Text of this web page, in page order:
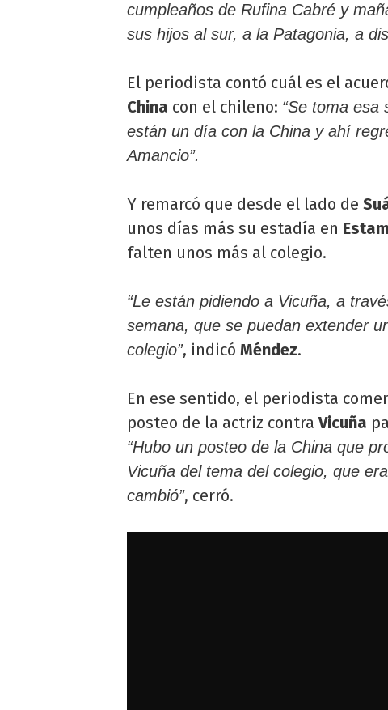
cumpleaños de Rufina Cabré y
sus hijos al sur, a la Patagonia, a
El periodista contó cuál es el
China con el chileno: “Se toma esa
están un día con la China y ahí
Amancio”.
Y remarcó que desde el lado de
unos días más su estadía en
falten unos más al colegio.
“Le están pidiendo a Vicuña, a
semana, que se puedan extender
colegio”, indicó Méndez.
En ese sentido, el periodista
posteo de la actriz contraVicuña
“Hubo un posteo de la China que
Vicuña del tema del colegio, que
cambió”, cerró.